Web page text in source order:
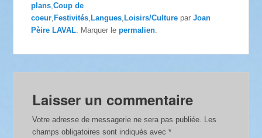
plans ,Coup de
coeur Festivités Langues Loisirs/Culture parJoan
Pèire LAVAL . Marquer lepermalien
Laisser un commentaire
Votre adresse de messagerie ne sera pas publiée.
Les
champs obligatoires sont indiqués avec*